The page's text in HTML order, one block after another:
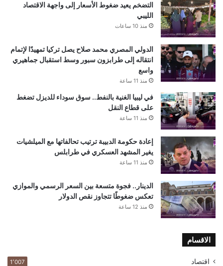
التضخم يعيد ضغوط الأسعار إلى واجهة الاقتصاد
الليبي
منذ 10 ساعات
الدولي المصري محمد صلاح يصل تركيا تمهيدًا لإتمام
انتقاله إلى طرابزون سبور وسط استقبال جماهيري
واسع
منذ 11 ساعة
في ليبيا الغنية بالنفط.. سوق سوداء للديزل تضغط
على قطاع النقل
منذ 11 ساعة
إعادة حكومة الدبيبة ترتيب تحالفاتها مع الميلشيات
يغير المشهد العسكري في طرابلس
منذ 11 ساعة
الدينار.. فجوة متسعة بين السعر الرسمي والموازي
تعكس ضغوطًا تتجاوز نقص الدولار
منذ 12 ساعة
الاقسام
اقتصاد 1٬007